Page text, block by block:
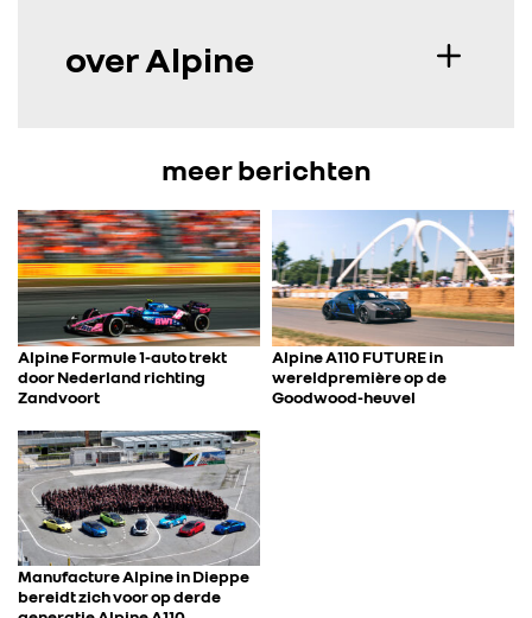
over Alpine
meer berichten
Alpine Formule 1-auto trekt
door Nederland richting
Zandvoort
Alpine A110 FUTURE in
wereldpremière op de
Goodwood-heuvel
Manufacture Alpine in Dieppe
bereidt zich voor op derde